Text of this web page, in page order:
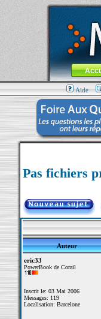
MacBook-fr.com :
Aller au contenu-
Menu
Aide
Pas fichiers
Auteur
eric33
PowerBook de Corail
Inscrit le: 03 Mai 2006
Messages: 119
Localisation: Barcelone